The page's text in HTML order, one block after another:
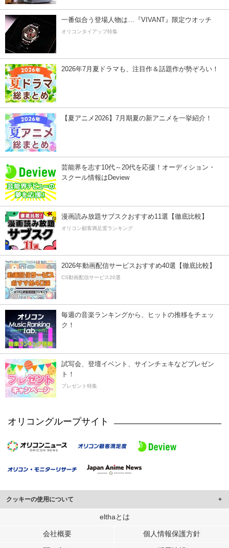
一番似合う登場人物は…『VIVANT』限定ウオッチ
オリコンタイアップ特集
2026年7月夏ドラマも、注目作＆話題作が勢ぞろい！
【夏アニメ2026】7月期夏の新アニメを一挙紹介！
芸能界を志す10代～20代を応援！オーディション・
スクール情報はDeview
漫画読み放題サブスクおすすめ11選【徹底比較】
オリコン顧客満足度ランキング
2026年動画配信サービスおすすめ40選【徹底比較】
CS動画配信サービス20選
毎週の音楽ランキングから、ヒットの推移をチェッ
ク！
試写会、登壇イベント、サインチェキなどプレゼン
ト！
プレゼント特集
オリコングループサイト
クッキーの使用について
このサイトでは Cookie を使用して、ユーザーに合わせたコンテンツや広告の
行っています。
elthaとは
会社概要 個人情報保護方針